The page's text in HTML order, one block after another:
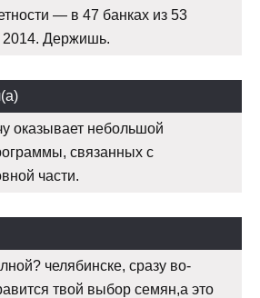
— в 47 банках из 53
2014. Держишь.
оказывает небольшой
связанных с
части.
челябинске, сразу во-
твой выбор семян,а это